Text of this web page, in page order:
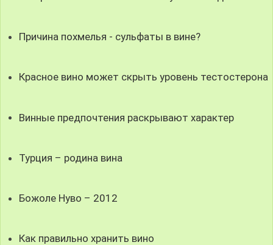
Причина похмелья - сульфаты в вине?
Красное вино может скрыть уровень тестостерона
Винные предпочтения раскрывают характер
Турция – родина вина
Божоле Нуво – 2012
Как правильно хранить вино